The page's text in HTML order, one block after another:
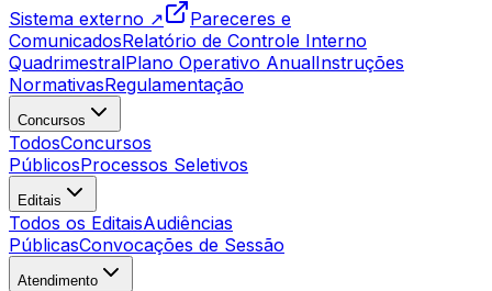
Sistema externo ↗
Pareceres e
ComunicadosRelatório de Controle Interno
QuadrimestralPlano Operativo AnualInstruções
NormativasRegulamentação
Concursos
TodosConcursos
PúblicosProcessos Seletivos
Editais
Todos os EditaisAudiências
PúblicasConvocações de Sessão
Atendimento